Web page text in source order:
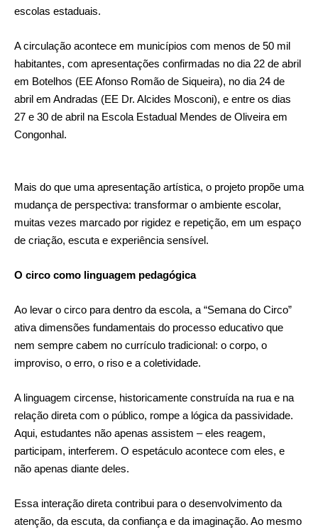
escolas estaduais.
A circulação acontece em municípios com menos de 50 mil
habitantes, com apresentações confirmadas no dia 22 de abril
em Botelhos (EE Afonso Romão de Siqueira), no dia 24 de
abril em Andradas (EE Dr. Alcides Mosconi), e entre os dias
27 e 30 de abril na Escola Estadual Mendes de Oliveira em
Congonhal.
Mais do que uma apresentação artística, o projeto propõe uma
mudança de perspectiva: transformar o ambiente escolar,
muitas vezes marcado por rigidez e repetição, em um espaço
de criação, escuta e experiência sensível.
O circo como linguagem pedagógica
Ao levar o circo para dentro da escola, a “Semana do Circo”
ativa dimensões fundamentais do processo educativo que
nem sempre cabem no currículo tradicional: o corpo, o
improviso, o erro, o riso e a coletividade.
A linguagem circense, historicamente construída na rua e na
relação direta com o público, rompe a lógica da passividade.
Aqui, estudantes não apenas assistem – eles reagem,
participam, interferem. O espetáculo acontece com eles, e
não apenas diante deles.
Essa interação direta contribui para o desenvolvimento da
atenção, da escuta, da confiança e da imaginação. Ao mesmo